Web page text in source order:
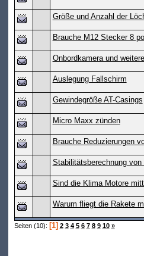
Größe und Anzahl der
Brauche M12 Stecker 8
Onbordkamera und
Auslegung Fallschirm
Gewindegröße AT-Casings
Micro Maxx zünden
Brauche Reduzierungen
Stabilitätsberechnung von
Sind die Klima Motore
Warum fliegt die Rakete
Seiten (10): [1] 2 3 4 5 6 7 8 9 10 »